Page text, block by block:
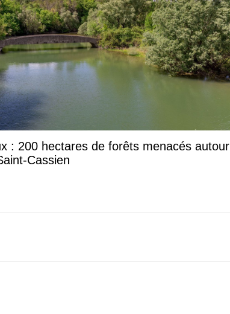
: 200 hectares de forêts menacés autour
Cassien